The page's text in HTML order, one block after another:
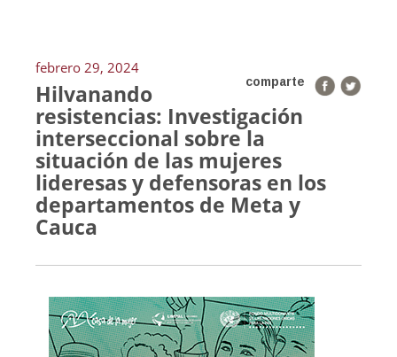
febrero 29, 2024
comparte
Hilvanando
resistencias: Investigación
interseccional sobre la
situación de las mujeres
lideresas y defensoras en los
departamentos de Meta y
Cauca